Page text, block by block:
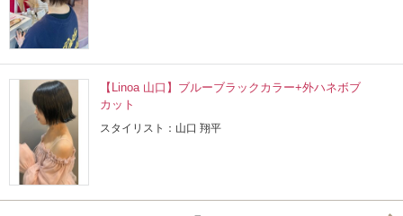
【Linoa 山口】ブルーブラックカラー+外ハネボブ
カット
スタイリスト：山口 翔平